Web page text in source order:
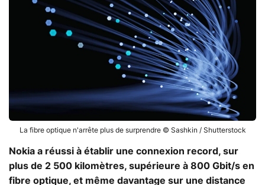
La fibre optique n'arrête plus de surprendre © Sashkin / Shutterstock
Nokia a réussi à établir une connexion record, sur
plus de 2 500 kilomètres, supérieure à 800 Gbit/s en
fibre optique, et même davantage sur une distance